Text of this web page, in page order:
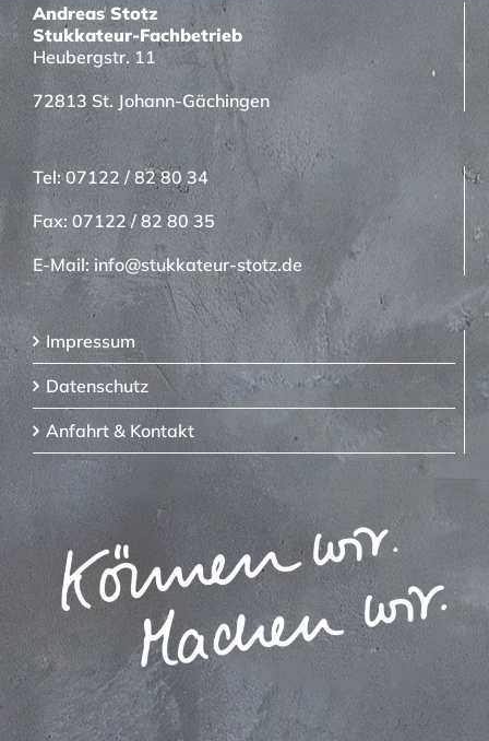
Andreas Stotz
Stukkateur-Fachbetrieb
Heubergstr. 11
72813 St. Johann-Gächingen
Tel: 07122 / 82 80 34
Fax: 07122 / 82 80 35
E-Mail:info@stukkateur-stotz.de
Impressum
Datenschutz
Anfahrt & Kontakt